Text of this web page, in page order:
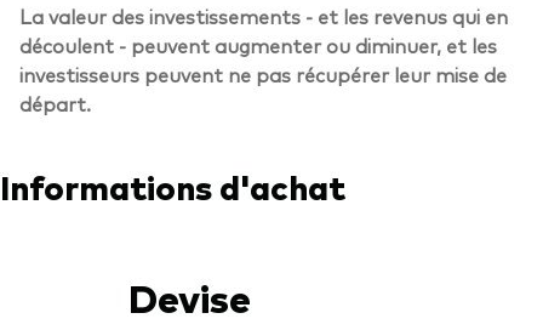
La valeur des investissements - et les revenus qui en
découlent - peuvent augmenter ou diminuer, et les
investisseurs peuvent ne pas récupérer leur mise de
départ.
Informations d'achat
Devise